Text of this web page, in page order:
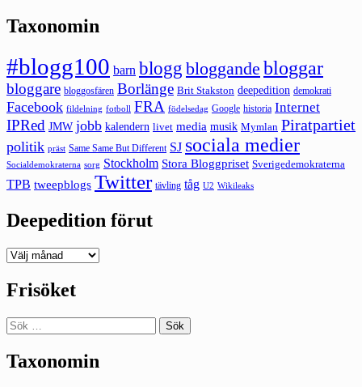
Taxonomin
#blogg100 barn blogg bloggande bloggar
bloggare bloggosfären Borlänge Brit Stakston deepedition demokrati
Facebook fildelning fotboll FRA födelsedag Google historia Internet
IPRed JMW jobb kalendern livet media musik Mymlan Piratpartiet
politik präst Same Same But Different SJ sociala medier
Socialdemokraterna sorg Stockholm Stora Bloggpriset Sverigedemokraterna
TPB tweepblogs Twitter tävling tåg U2 Wikileaks
Deepedition förut
Deepedition
Frisöket
Sök
efter:
Taxonomin